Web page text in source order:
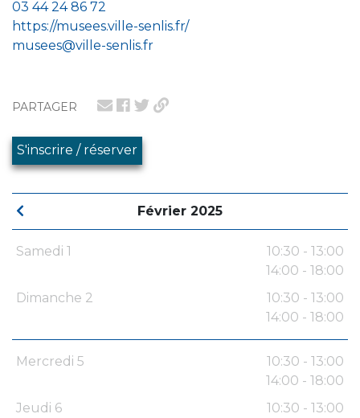
PARTAGER
S'inscrire / réserver
Février 2025
Samedi 1
10:30 - 13:00
14:00 - 18:00
Dimanche 2
10:30 - 13:00
14:00 - 18:00
Mercredi 5
10:30 - 13:00
14:00 - 18:00
Jeudi 6
10:30 - 13:00
03 44 24 86 72
https://musees.ville-senlis.fr/
musees@ville-senlis.fr